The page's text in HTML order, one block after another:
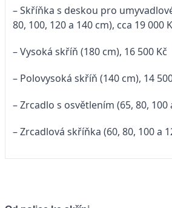
– Skříňka s deskou pro
80, 100, 120 a 140 cm), cca 19 000
– Vysoká skříň (180 cm), 16 500 Kč
– Polovysoká skříň (140 cm), 14
– Zrcadlo s osvětlením (65, 80, 100
– Zrcadlová skříňka (60, 80, 100 a